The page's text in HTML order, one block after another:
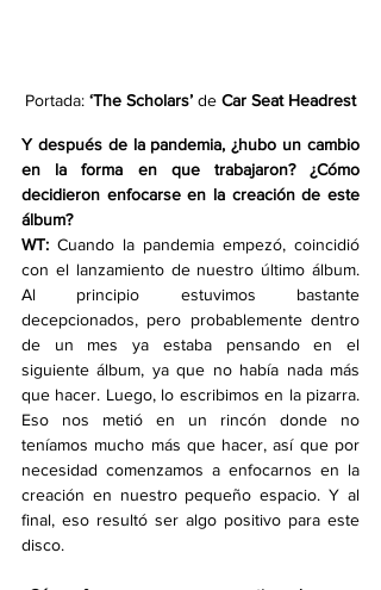
Portada: ‘The Scholars’ de Car Seat Headrest
Y después de la pandemia, ¿hubo un cambio
en la forma en que trabajaron? ¿Cómo
decidieron enfocarse en la creación de este
álbum?
WT: Cuando la pandemia empezó, coincidió
con el lanzamiento de nuestro último álbum.
Al principio estuvimos bastante
decepcionados, pero probablemente dentro
de un mes ya estaba pensando en el
siguiente álbum, ya que no había nada más
que hacer. Luego, lo escribimos en la pizarra.
Eso nos metió en un rincón donde no
teníamos mucho más que hacer, así que por
necesidad comenzamos a enfocarnos en la
creación en nuestro pequeño espacio. Y al
final, eso resultó ser algo positivo para este
disco.